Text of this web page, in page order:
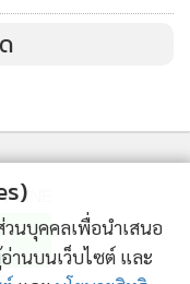
วนบุคคลเพื่อนำเสนอ
นบนเว็บไซต์ และ